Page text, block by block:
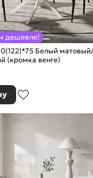
дешевле!
Белый матовый/
(кромка венге)